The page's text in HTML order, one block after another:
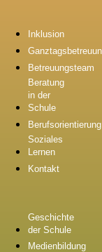
Inklusion
Betreuungsteam
Beratung
in der
Schule
Berufsorientierung
Soziales
Lernen
Kontakt
Geschichte
der Schule
Medienbildung